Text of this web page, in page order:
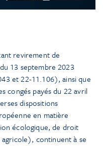
revirement de
13 septembre 2023
et 22-11.106), ainsi que
congés payés du 22 avril
dispositions
en matière
écologique, de droit
continuent à se